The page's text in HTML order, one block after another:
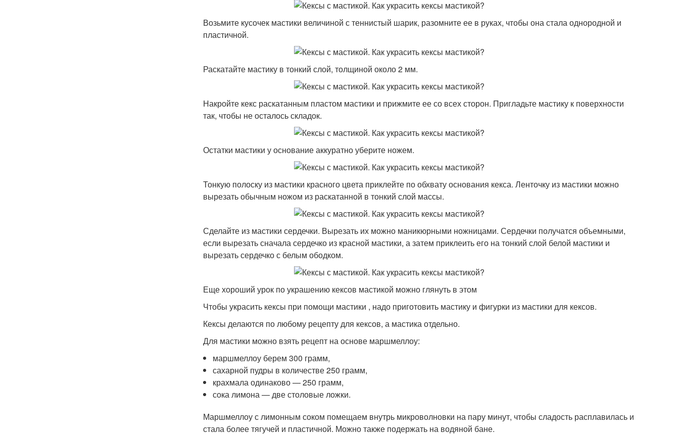
Возьмите кусочек мастики величиной с теннистый шарик, разомните ее в руках, чтобы она стала однородной и
пластичной.
Раскатайте мастику в тонкий слой, толщиной около 2 мм.
Накройте кекс раскатанным пластом мастики и прижмите ее со всех сторон. Пригладьте мастику к поверхности
так, чтобы не осталось складок.
Остатки мастики у основание аккуратно уберите ножем.
Тонкую полоску из мастики красного цвета приклейте по обхвату основания кекса. Ленточку из мастики можно
вырезать обычным ножом из раскатанной в тонкий слой массы.
Сделайте из мастики сердечки. Вырезать их можно маникюрными ножницами. Сердечки получатся объемными,
если вырезать сначала сердечко из красной мастики, а затем приклеить его на тонкий слой белой мастики и
вырезать сердечко с белым ободком.
Еще хороший урок по украшению кексов мастикой можно глянуть в этом
Чтобы украсить кексы при помощи мастики , надо приготовить мастику и фигурки из мастики для кексов.
Кексы делаются по любому рецепту для кексов, а мастика отдельно.
Для мастики можно взять рецепт на основе маршмеллоу:
маршмеллоу берем 300 грамм,
сахарной пудры в количестве 250 грамм,
крахмала одинаково — 250 грамм,
сока лимона — две столовые ложки.
Маршмеллоу с лимонным соком помещаем внутрь микроволновки на пару минут, чтобы сладость расплавилась и
стала более тягучей и пластичной. Можно также подержать на водяной бане.